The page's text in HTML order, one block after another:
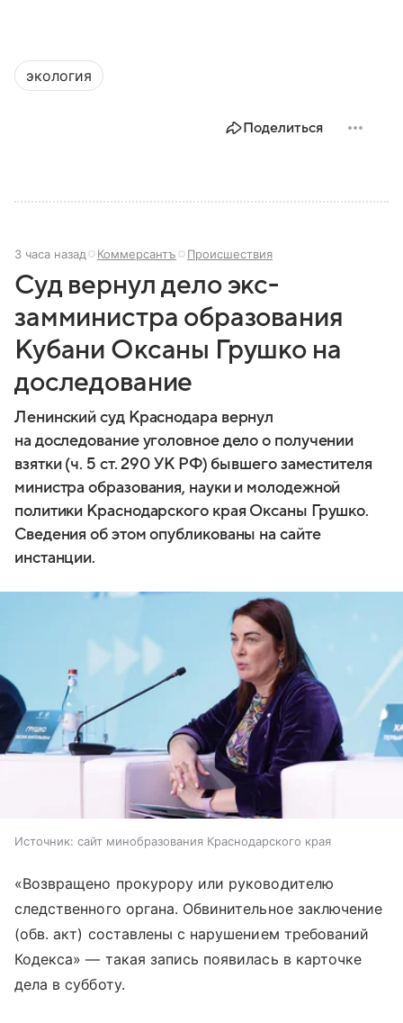
экология
Поделиться
3 часа назад Коммерсантъ Происшествия
Суд вернул дело экс-
замминистра образования
Кубани Оксаны Грушко на
доследование
Ленинский суд Краснодара вернул
на доследование уголовное дело о получении
взятки (ч. 5 ст. 290 УК РФ) бывшего заместителя
министра образования, науки и молодежной
политики Краснодарского края Оксаны Грушко.
Сведения об этом опубликованы на сайте
инстанции.
Источник: сайт минобразования Краснодарского края
«Возвращено прокурору или руководителю
следственного органа. Обвинительное заключение
(обв. акт) составлены с нарушением требований
Кодекса» — такая запись появилась в карточке
дела в субботу.